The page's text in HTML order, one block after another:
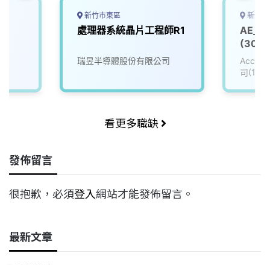
新竹市東區
處理器系統晶片工程師R1
瑞昱半導體股份有限公司
新竹
AE_
司
看更多職缺
發佈留言
很抱歉，必須登入網站才能發佈留言。
最新文章